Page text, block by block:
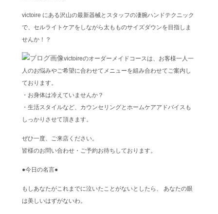
victoire にある沢山の最新器械とスタッフの凄腕ハンドテクニック
で、セルライトケアをしながら太もものサイズダウンを目指しま
せんか！？
victoireのオーダーメイドコースは、お客様一人一
人のお悩みやご希望に合わせてメニューを組み合わせてご案内し
ております。
・お身体は冷えていませんか？
・生活スタイルなど、カウンセリングとホームケアアドバイスも
しっかりさせて頂きます。
ぜひ一度、ご来店ください。
皆様のお問い合わせ・ご予約お待ちしております。
●今日の名言●
もしあなたがこれまでに泣いたことがないとしたら、 あなたの眼
は美しいはずがないわ。